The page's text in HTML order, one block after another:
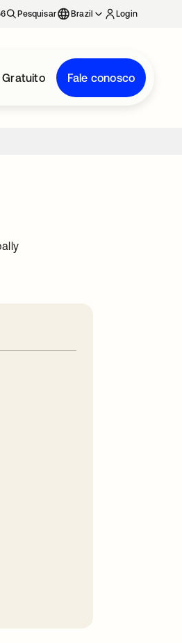
Pesquisar Brazil Login
Gratuito Fale conosco